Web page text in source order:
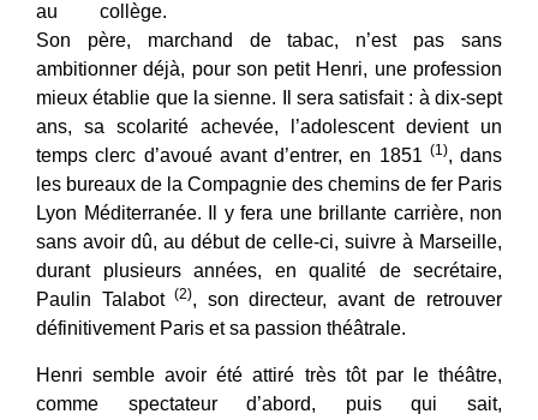
au collège.
Son père, marchand de tabac, n’est pas sans
ambitionner déjà, pour son petit Henri, une profession
mieux établie que la sienne. Il sera satisfait : à dix-sept
ans, sa scolarité achevée, l’adolescent devient un
temps clerc d’avoué avant d’entrer, en 1851 (1), dans
les bureaux de la Compagnie des chemins de fer Paris
Lyon Méditerranée. Il y fera une brillante carrière, non
sans avoir dû, au début de celle-ci, suivre à Marseille,
durant plusieurs années, en qualité de secrétaire,
Paulin Talabot(2), son directeur, avant de retrouver
définitivement Paris et sa passion théâtrale.
Henri semble avoir été attiré très tôt par le théâtre,
comme spectateur d’abord, puis qui sait,